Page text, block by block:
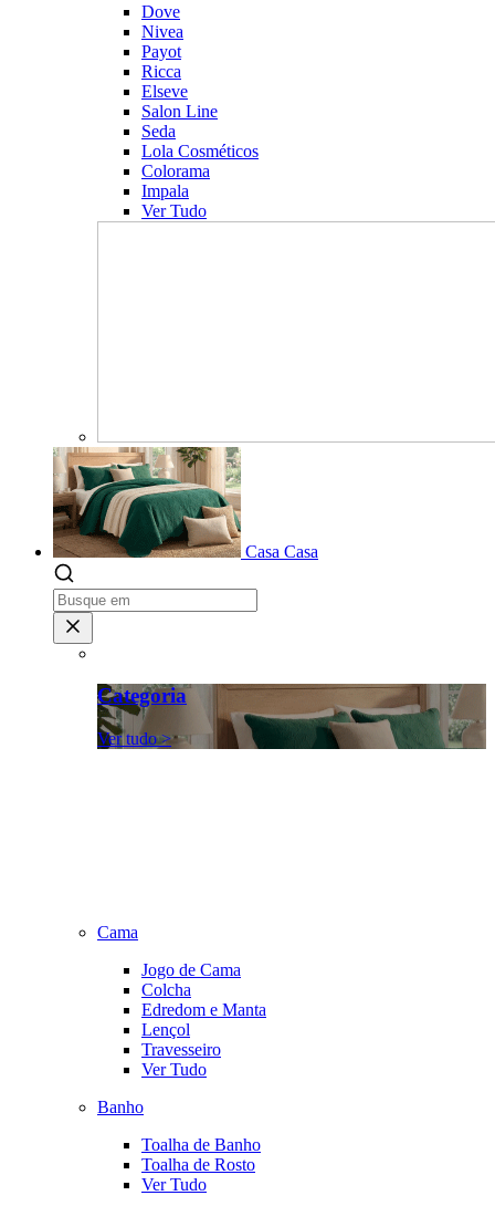
Dove
Nivea
Payot
Ricca
Elseve
Salon Line
Seda
Lola Cosméticos
Colorama
Impala
Ver Tudo
Casa Casa
Categoria
Ver tudo >
Cama
Jogo de Cama
Colcha
Edredom e Manta
Lençol
Travesseiro
Ver Tudo
Banho
Toalha de Banho
Toalha de Rosto
Ver Tudo